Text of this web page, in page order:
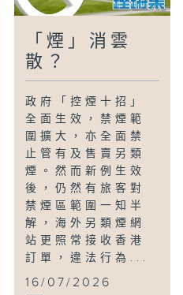
「煙」消雲
散？
政府「控煙十招」
全面生效，禁煙範
圍擴大，亦全面禁
止管有及售賣另類
煙。然而新例生效
後，仍然有旅客對
禁煙區範圍一知半
解，海外另類煙網
站更照常接收香港
訂單，違法行為...
16/07/2026